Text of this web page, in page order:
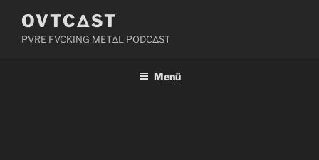
Inhalt
springen
OVTCΔST
PVRE FVCKING METΔL PODCΔST
Menü